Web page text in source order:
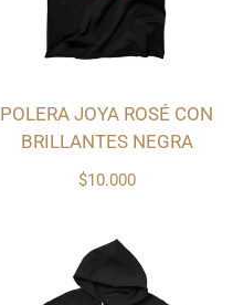
$10.000
POLERA JOYA ROSÉ CON
BRILLANTES NEGRA